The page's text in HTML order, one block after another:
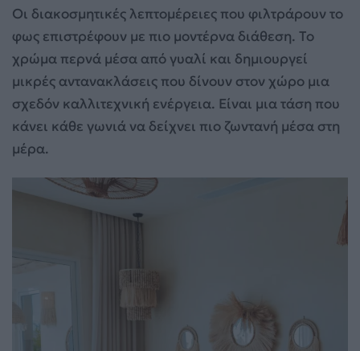
Οι διακοσμητικές λεπτομέρειες που φιλτράρουν το
φως επιστρέφουν με πιο μοντέρνα διάθεση. Το
χρώμα περνά μέσα από γυαλί και δημιουργεί
μικρές αντανακλάσεις που δίνουν στον χώρο μια
σχεδόν καλλιτεχνική ενέργεια. Είναι μια τάση που
κάνει κάθε γωνιά να δείχνει πιο ζωντανή μέσα στη
μέρα.